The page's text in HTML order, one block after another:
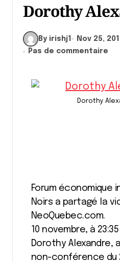
Dorothy
By irishj1
Nov 25,
Pas de commentaire
Dorothy
Forum économique
Noirs a partagé la
NeoQuebec.com.
10 novembre, à 23:35
Dorothy Alexandre,
non-conférence du